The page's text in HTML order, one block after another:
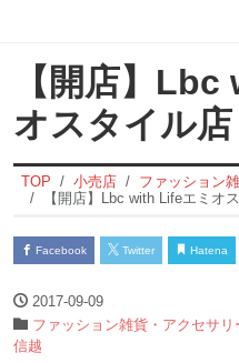
【開店】
オスタイル店
TOP 小売店
ファッション
【開店】Lbc with Lifeエミオ
Facebook Twitter Hatena
2017-09-09
ファッション雑貨・アクセサリ
信越